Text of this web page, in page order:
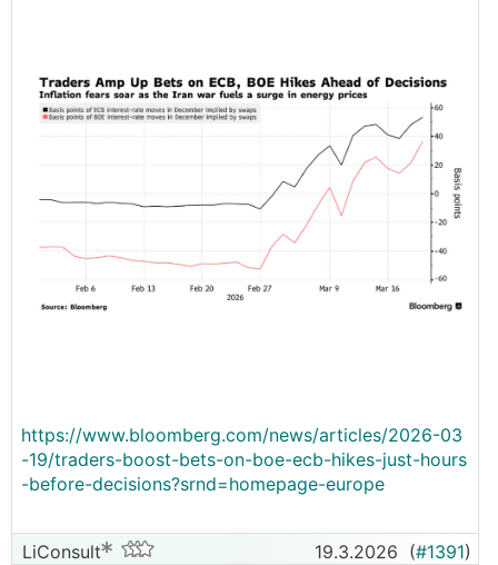
https://www.bloomberg.com/news/articles/2026-03
-19/traders-boost-bets-on-boe-ecb-hikes-just-hours
-before-decisions?srnd=homepage-europe
LiConsult 19.3.2026 (#1391)